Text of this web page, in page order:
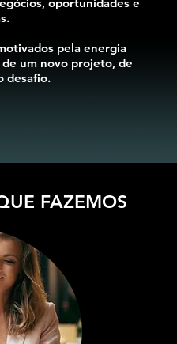
pela energia
um novo projeto, de
desafio.
FAZEMOS